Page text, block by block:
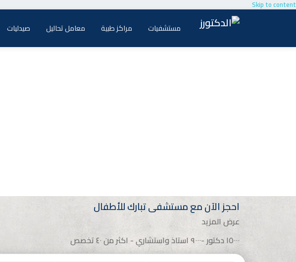
Skip to content
مستشفيات مراكز طبية معامل تحاليل صيدليات
احجز الآن معمستشفى تبارك للأطفال
عرض المزيد
١٥٠٠٠ دكتور -٩٠٠٠ استاذ واستشاري - اكثر من ٤٠ تخصص